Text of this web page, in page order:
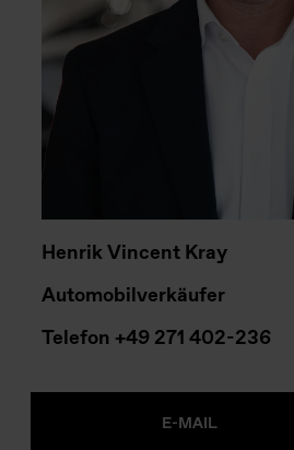
Henrik Vincent Kray
Automobilverkäufer
Telefon +49 271 402-236
E-MAIL